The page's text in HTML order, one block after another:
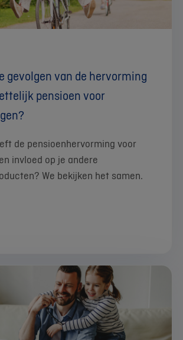
gevolgen van de hervorming
pensioen voor
de pensioenhervorming voor
invloed op je andere
We bekijken het samen.